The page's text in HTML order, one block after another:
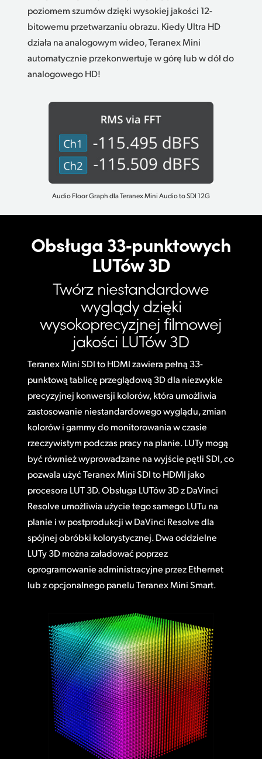
poziomem szumów dzięki wysokiej jakości 12-
bitowemu przetwarzaniu obrazu. Kiedy Ultra HD
działa na analogowym wideo, Teranex Mini
automatycznie przekonwertuje w górę lub w dół do
analogowego HD!
Audio Floor Graph dla Teranex Mini Audio to SDI 12G
Obsługa 33‑punktowych
LUTów 3D
Twórz niestandardowe
wyglądy dzięki
wysokoprecyzjnej filmowej
jakości LUTów 3D
Teranex Mini SDI to HDMI zawiera pełną 33-
punktową tablicę przeglądową 3D dla niezwykle
precyzyjnej konwersji kolorów, która umożliwia
zastosowanie niestandardowego wyglądu, zmian
kolorów i gammy do monitorowania w czasie
rzeczywistym podczas pracy na planie. LUTy mogą
być również wyprowadzane na wyjście pętli SDI, co
pozwala użyć Teranex Mini SDI to HDMI jako
procesora LUT 3D. Obsługa LUTów 3D z DaVinci
Resolve umożliwia użycie tego samego LUTu na
planie i w postprodukcji w DaVinci Resolve dla
spójnej obróbki kolorystycznej. Dwa oddzielne
LUTy 3D można załadować poprzez
oprogramowanie administracyjne przez Ethernet
lub z opcjonalnego panelu Teranex Mini Smart.